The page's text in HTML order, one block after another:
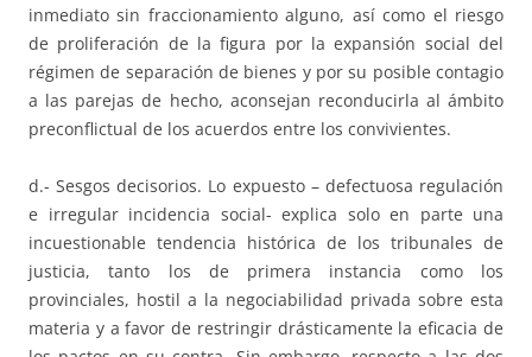
inmediato sin fraccionamiento alguno, así como el riesgo
de proliferación de la figura por la expansión social del
régimen de separación de bienes y por su posible contagio
a las parejas de hecho, aconsejan reconducirla al ámbito
preconflictual de los acuerdos entre los convivientes.
d.- Sesgos decisorios. Lo expuesto – defectuosa regulación
e irregular incidencia social- explica solo en parte una
incuestionable tendencia histórica de los tribunales de
justicia, tanto los de primera instancia como los
provinciales, hostil a la negociabilidad privada sobre esta
materia y a favor de restringir drásticamente la eficacia de